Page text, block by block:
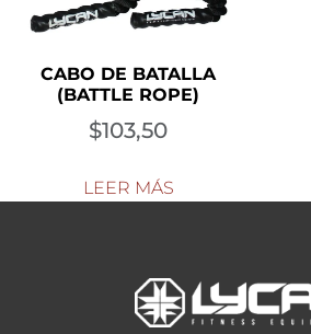
CABO DE BATALLA
(BATTLE ROPE)
$103,50
LEER MÁS